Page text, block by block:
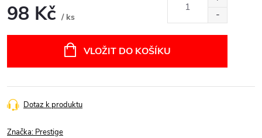
98 Kč / ks
VLOŽIT DO KOŠÍKU
Dotaz k produktu
Značka: Prestige